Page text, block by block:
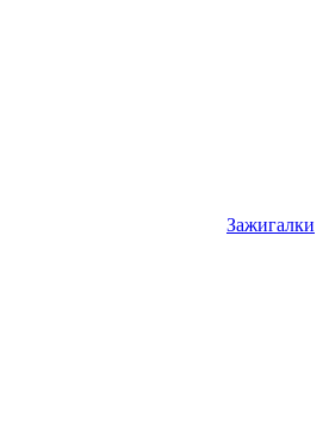
Зажигалки